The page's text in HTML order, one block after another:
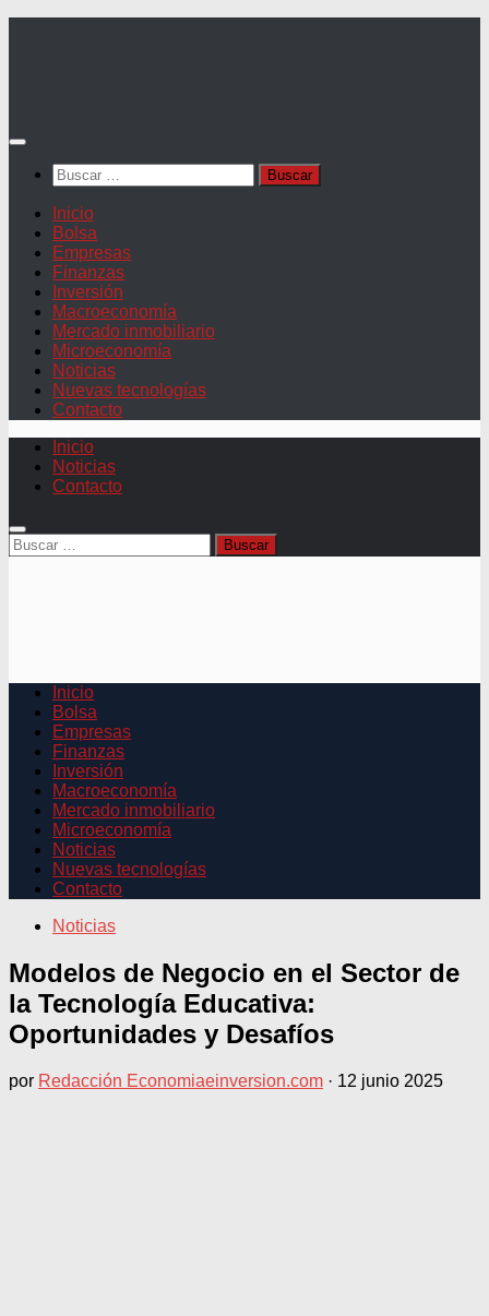
Buscar:
Inicio
Bolsa
Empresas
Finanzas
Inversión
Macroeconomía
Mercado inmobiliario
Microeconomía
Noticias
Nuevas tecnologías
Contacto
Inicio
Noticias
Contacto
Buscar:
Inicio
Bolsa
Empresas
Finanzas
Inversión
Macroeconomía
Mercado inmobiliario
Microeconomía
Noticias
Nuevas tecnologías
Contacto
Noticias
Modelos de Negocio en el Sector de
la Tecnología Educativa:
Oportunidades y Desafíos
por Redacción Economiaeinversion.com · 12 junio 2025